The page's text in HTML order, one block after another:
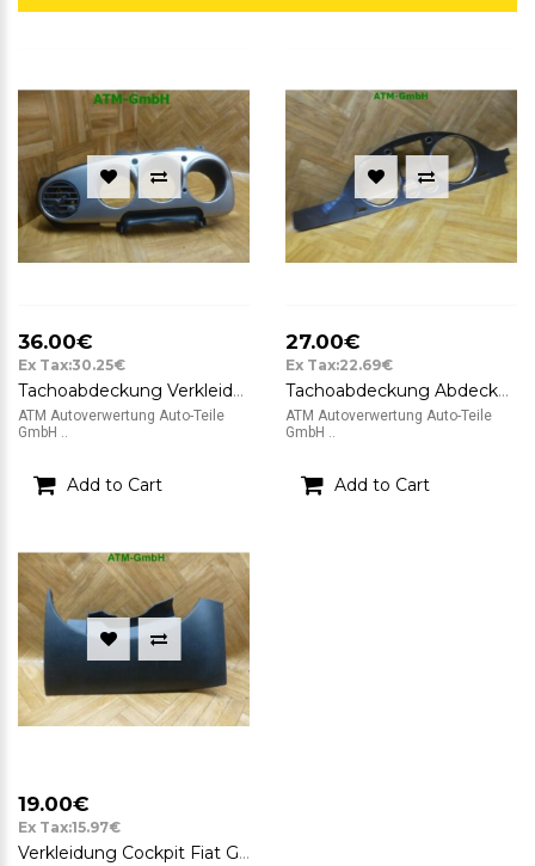
36.00€
Ex Tax:30.25€
Tachoabdeckung Verkleidung Luftdüse Chrysler PT Cruiser
ATM Autoverwertung Auto-Teile
GmbH ..
Add to Cart
27.00€
Ex Tax:22.69€
Tachoabdeckung Abdeckung VW Passat B6 3C5 3C1858335AM
ATM Autoverwertung Auto-Teile
GmbH ..
Add to Cart
19.00€
Ex Tax:15.97€
Verkleidung Cockpit Fiat Grande Punto 3 199 735386353